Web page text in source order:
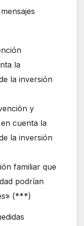
la
la inversión
y
cuenta la
la inversión
familiar que
podrían
(***)